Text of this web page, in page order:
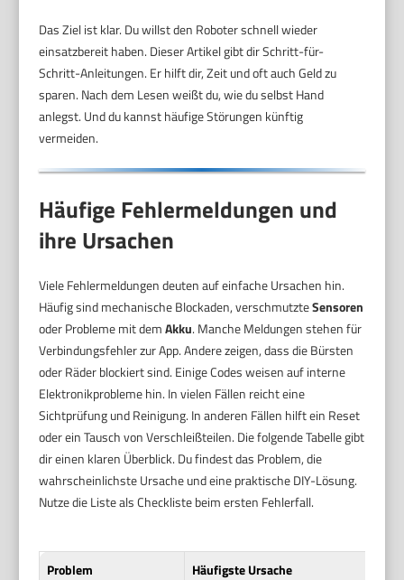
Das Ziel ist klar. Du willst den Roboter schnell wieder
einsatzbereit haben. Dieser Artikel gibt dir Schritt-für-
Schritt-Anleitungen. Er hilft dir, Zeit und oft auch Geld zu
sparen. Nach dem Lesen weißt du, wie du selbst Hand
anlegst. Und du kannst häufige Störungen künftig
vermeiden.
Häufige Fehlermeldungen und
ihre Ursachen
Viele Fehlermeldungen deuten auf einfache Ursachen hin.
Häufig sind mechanische Blockaden, verschmutzteSensoren
oder Probleme mit demAkku. Manche Meldungen stehen für
Verbindungsfehler zur App. Andere zeigen, dass die Bürsten
oder Räder blockiert sind. Einige Codes weisen auf interne
Elektronikprobleme hin. In vielen Fällen reicht eine
Sichtprüfung und Reinigung. In anderen Fällen hilft ein Reset
oder ein Tausch von Verschleißteilen. Die folgende Tabelle gibt
dir einen klaren Überblick. Du findest das Problem, die
wahrscheinlichste Ursache und eine praktische DIY-Lösung.
Nutze die Liste als Checkliste beim ersten Fehlerfall.
Problem
Häufigste Ursache